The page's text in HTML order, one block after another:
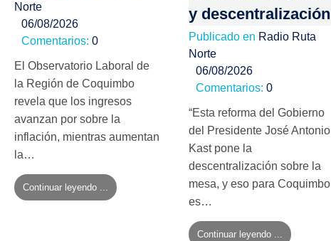
Norte
06/08/2026
Comentarios: 0
El Observatorio Laboral de
la Región de Coquimbo
revela que los ingresos
avanzan por sobre la
inflación, mientras aumentan
la…
Continuar leyendo ...
y descentralización
Publicado en Radio Ruta
Norte
06/08/2026
Comentarios: 0
“Esta reforma del Gobierno
del Presidente José Antonio
Kast pone la
descentralización sobre la
mesa, y eso para Coquimbo
es…
Continuar leyendo ...